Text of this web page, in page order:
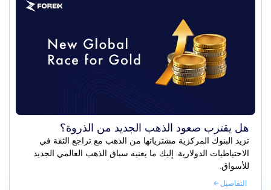
هل يقترب صعود الذهب الجديد من الذروة؟
تزيد البنوك المركزية مشترياتها من الذهب مع تراجع الثقة في
الاحتياطيات الدولارية. إليك ما يعنيه سباق الذهب العالمي الجديد
للأسواق.
التفاصيل